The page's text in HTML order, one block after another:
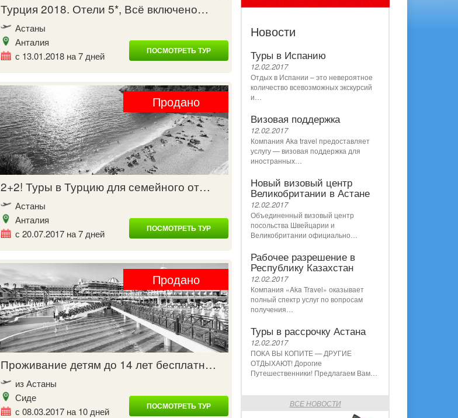
Турция 2018. Отели 5*, Всё включено…
Астаны
Анталия
с 13.01.2018 на 7 дней
ПОСМОТРЕТЬ ТУР
Продано
2+2! Туры в Турцию для семейного от…
Астаны
Анталия
с 20.07.2017 на 7 дней
ПОСМОТРЕТЬ ТУР
Продано
Проживание детям до 14 лет бесплатн…
из Астаны
Сиде
с 08.03.2017 на 10 дней
ПОСМОТРЕТЬ ТУР
Новости
Туры в Испанию
12.02.2017
Отдых в Испании – это невероятное
количество всевозможных экскурсий
и…
Визовая поддержка
12.02.2017
Компания Aka travel предоставляет
услугу — визовая поддержка для
иностранных…
Новый визовый центр
Великобритании в Астане
12.02.2017
Объединенный визовый центр
посольства Швейцарии и
Великобритании официально…
Рабочее разрешение в
Республику Казахстан
12.02.2017
Компания «Aka Travel» оказывает
полный спектр услуг по вопросам
получения…
Туры в рассрочку Астана
12.02.2017
ПОКА ВЫ КОПИТЕ — ДРУГИЕ
ОТДЫХАЮТ! Дорогие
Путешественники! Предлагаем Вам…
ВСЕ НОВОСТИ